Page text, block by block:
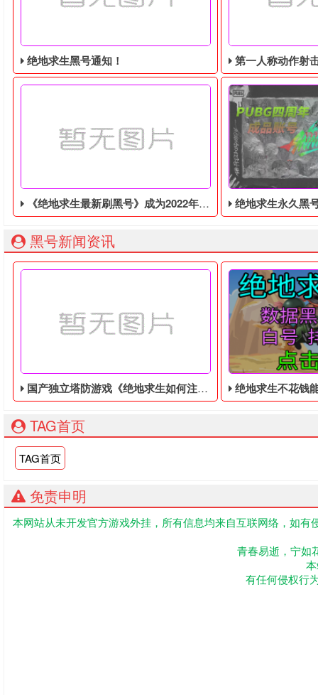
绝地求生黑号通知！
绝地求生黑号： 质保时间内找回换号！ 绝地求生白号： 四无
第一人称动作射击游戏《绝地
2036年，世界上
《绝地求生最新刷黑号》成为2022年Steam评分最高的游戏，在线峰值超6.2万
据Steam250网站统计，《绝地求生最新刷黑号》成为2022
绝地求生永久黑号购买
如果你也想玩这
黑号新闻资讯
国产独立塔防游戏《绝地求生如何注册账号》登陆Steam平台，免费试玩版即将上线！ 绝地求生不花钱能打
TAG首页
TAG首页
免责申明
本网站从未开发官方游戏外挂，所有信息均来自互联网络，如
青春易逝，宁如
有任何侵权行